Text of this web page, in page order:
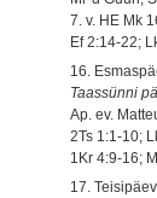
7. v. HE Mk
Ef 2:14-22;
16.
Taassünni
Ap. ev.
2Ts 1:1-10;
1Kr 4:9-16;
17. Teisipäev